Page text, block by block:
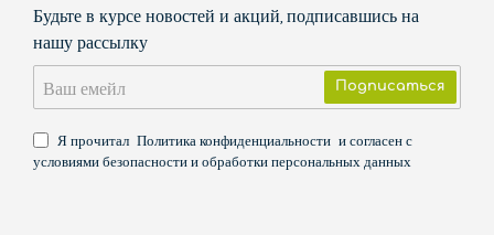
Будьте в курсе новостей и акций, подписавшись на
нашу рассылку
Ваш
емейл Подписаться
Я прочитал Политика конфиденциальности и согласен с
условиями безопасности и обработки персональных данных